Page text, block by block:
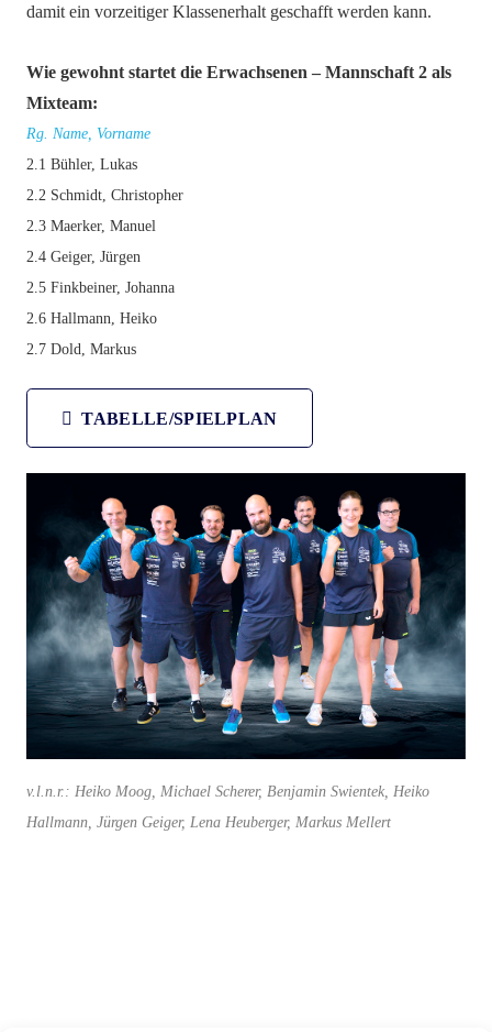
damit ein vorzeitiger Klassenerhalt geschafft werden kann.
Wie gewohnt startet die Erwachsenen – Mannschaft 2 als
Mixteam:
Rg. Name, Vorname
2.1 Bühler, Lukas
2.2 Schmidt, Christopher
2.3 Maerker, Manuel
2.4 Geiger, Jürgen
2.5 Finkbeiner, Johanna
2.6 Hallmann, Heiko
2.7 Dold, Markus
TABELLE/SPIELPLAN
v.l.n.r.: Heiko Moog, Michael Scherer, Benjamin Swientek, Heiko
Hallmann, Jürgen Geiger, Lena Heuberger, Markus Mellert